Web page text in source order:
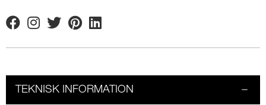
FacebookInstagram
TwitterPinterestLinkedin
TEKNISK INFORMATION